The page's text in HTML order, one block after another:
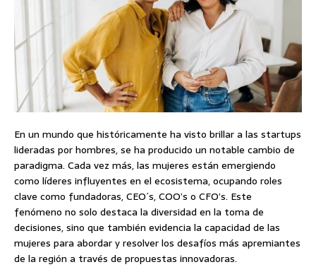
En un mundo que históricamente ha visto brillar a las startups
lideradas por hombres, se ha producido un notable cambio de
paradigma. Cada vez más, las mujeres están emergiendo
como líderes influyentes en el ecosistema, ocupando roles
clave como fundadoras, CEO´s, COO’s o CFO’s. Este
fenómeno no solo destaca la diversidad en la toma de
decisiones, sino que también evidencia la capacidad de las
mujeres para abordar y resolver los desafíos más apremiantes
de la región a través de propuestas innovadoras.